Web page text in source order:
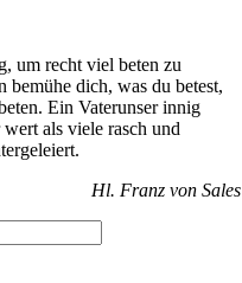
um recht viel beten zu
bemühe dich, was du betest,
Ein Vaterunser innig
wert als viele rasch und
Hl. Franz von Sales